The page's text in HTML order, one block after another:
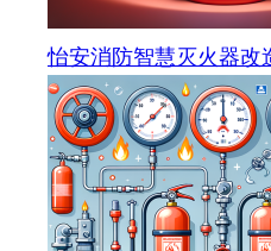
怡安消防智慧灭火器改